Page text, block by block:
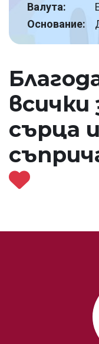
Валута:
Основание:
сърца и